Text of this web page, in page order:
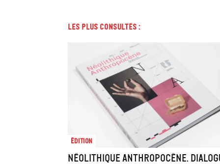
Les plus consultés :
Édition
Néolithique Anthropocène.